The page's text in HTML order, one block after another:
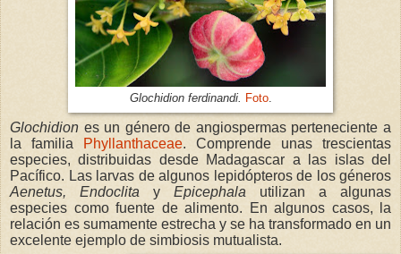
Glochidion ferdinandi. Foto.
Glochidion es un género de angiospermas perteneciente a
la familia
Phyllanthaceae. Comprende unas trescientas
especies, distribuidas desde Madagascar a las islas del
Pacífico. Las larvas de algunos lepidópteros de los géneros
Aenetus,
Endoclita y Epicephala utilizan a algunas
especies como fuente de alimento. En algunos casos, la
relación es sumamente estrecha y se ha transformado en un
excelente ejemplo de simbiosis mutualista.